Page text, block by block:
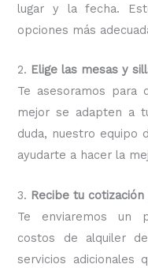
lugar y la fecha.
opciones más
2. Elige las mesas y
Te asesoramos para
mejor se adapten a
duda, nuestro equipo
ayudarte a hacer la
3. Recibe tu
Te enviaremos un
costos de alquiler
servicios adicionales